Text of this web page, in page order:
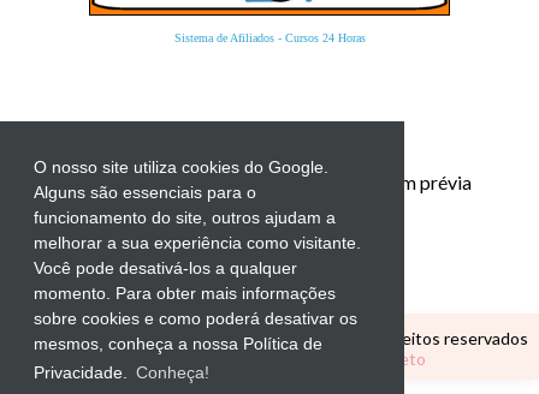
O nosso site utiliza cookies do Google.
Alguns são essenciais para o
funcionamento do site, outros ajudam a
melhorar a sua experiência como visitante.
Você pode desativá-los a qualquer
momento. Para obter mais informações
sobre cookies e como poderá desativar os
mesmos, conheça a nossa Política de
Privacidade.
Conheça!
Sistema de Afiliados- Cursos 24 Horas
Proibida a reprodução total ou parcial sem prévia
autorização.
Copyright © CANTINHO EDUCATIVOTodos os direitos reservados
Tema Personalizado por
Elaine Gaspareto